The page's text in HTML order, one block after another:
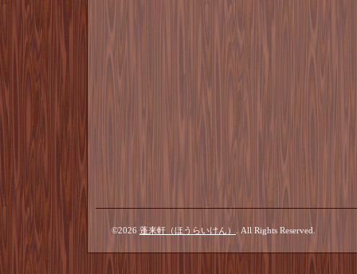
©2026 蓬来軒（ほうらいけん） . All Rights Reserved.